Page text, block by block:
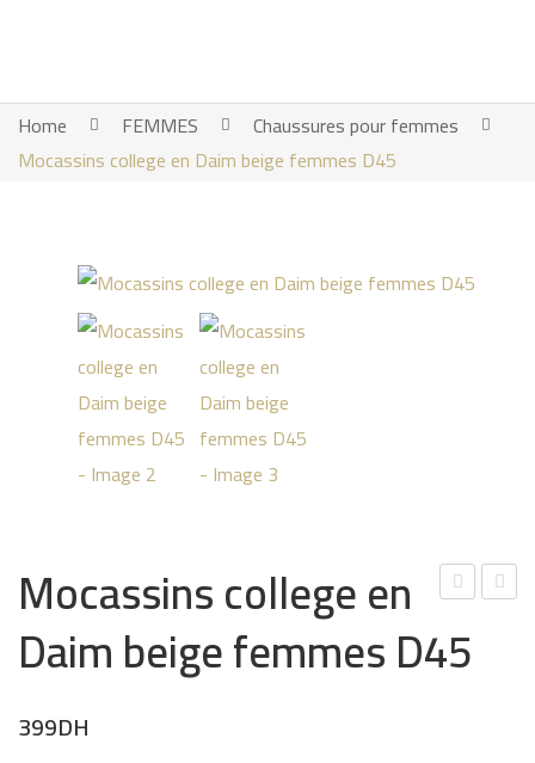
Home FEMMES
Chaussures pour femmes
Mocassins college en Daim beige femmes D45
ssin
Mocassins college en
Daim beige femmes D45
399DH